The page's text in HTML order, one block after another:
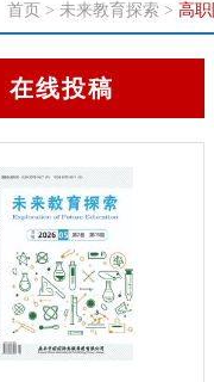
首页 > 未来教育探索 > 高
在线投稿